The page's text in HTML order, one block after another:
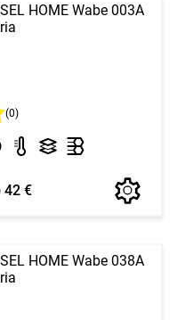
HOME Wabe 003A
(0)
42 €
HOME Wabe 038A